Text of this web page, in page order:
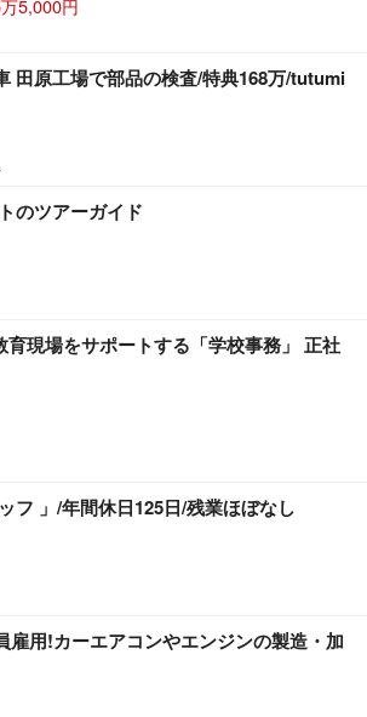
5,000円
田原工場で部品の検査/特典168万/tutumi
のツアーガイド
育現場をサポートする「学校事務」 正社
フ 」/年間休日125日/残業ほぼなし
雇用!カーエアコンやエンジンの製造・加